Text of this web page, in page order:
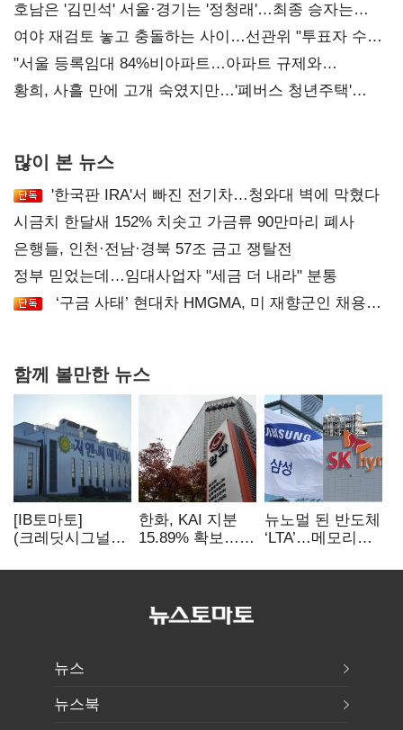
52시간까지 '뇌관'
호남은 '김민석' 서울·경기는 '정청래'…최종 승자는
'안갯속'
여야 재검토 놓고 충돌하는 사이…선관위 "투표자 수
오차 당연"
"서울 등록임대 84%비아파트…아파트 규제와
달리해야"
황희, 사흘 만에 고개 숙였지만…'폐버스 청년주택'
많이 본 뉴스
'한국판 IRA'서 빠진 전기차…청와대 벽에 막혔다
시금치 한달새 152% 치솟고 가금류 90만마리 폐사
은행들, 인천·전남·경북 57조 금고 쟁탈전
정부 믿었는데…임대사업자 "세금 더 내라" 분통
‘구금 사태’ 현대차 HMGMA, 미 재향군인 채용
함께 볼만한 뉴스
[IB토마토]
(크레딧시그널)
데이터센터 타고
한화, KAI 지분
15.89% 확보…
신청 예정
뉴노멀 된 반도체
‘LTA’…메모리
54조 선불 계약
뉴스
뉴스북